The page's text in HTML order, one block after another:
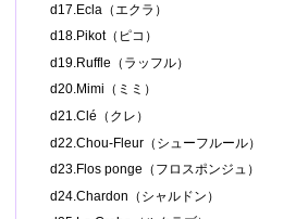
d17.Ecla（エクラ）
d18.Pikot（ピコ）
d19.Ruffle（ラッフル）
d20.Mimi（ミミ）
d21.Clé（クレ）
d22.Chou-Fleur（シューフルール）
d23.Flos ponge（フロスポンジュ）
d24.Chardon（シャルドン）